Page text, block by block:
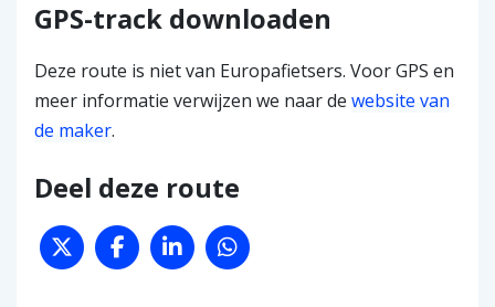
GPS-track downloaden
Deze route is niet van Europafietsers. Voor GPS en
meer informatie verwijzen we naar de website van
de maker.
Deel deze route